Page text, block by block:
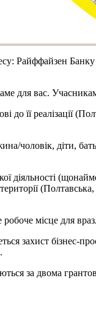
Райффайзен
для вас.
до її реалізації
чоловік, діти,
діяльності
місце для
захист бізнес-
за двома